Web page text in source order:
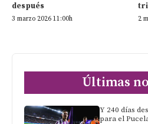
después
3 marzo 2026 11:00h 2
Últimas
Y 240 días
para el